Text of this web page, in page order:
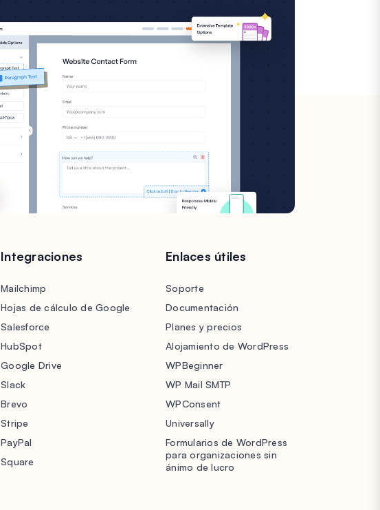
Integraciones
Mailchimp
Hojas de cálculo de Google
Salesforce
HubSpot
Google Drive
Slack
Brevo
Stripe
PayPal
Square
Enlaces útiles
Soporte
Documentación
Planes y precios
Alojamiento de WordPress
WPBeginner
WP Mail SMTP
WPConsent
Universally
Formularios de WordPress
para organizaciones sin
ánimo de lucro